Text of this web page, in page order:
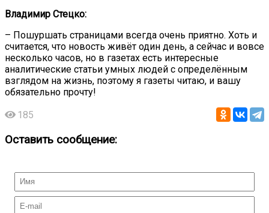
Владимир Стецко:
– Пошуршать страницами всегда очень приятно. Хоть и
считается, что новость живёт один день, а сейчас и вовсе
несколько часов, но в газетах есть интересные
аналитические статьи умных людей с определённым
взглядом на жизнь, поэтому я газеты читаю, и вашу
обязательно прочту!
185
Оставить сообщение: